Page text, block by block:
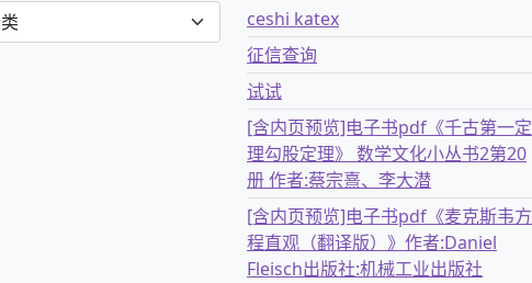
ceshi katex
征信查询
试试
[含内页预览]电子书pdf《千古第一定
理勾股定理》 数学文化小丛书2第20
册 作者:蔡宗熹、李大潜
[含内页预览]电子书pdf《麦克斯韦方
程直观（翻译版）》作者:Daniel
Fleisch出版社:机械工业出版社